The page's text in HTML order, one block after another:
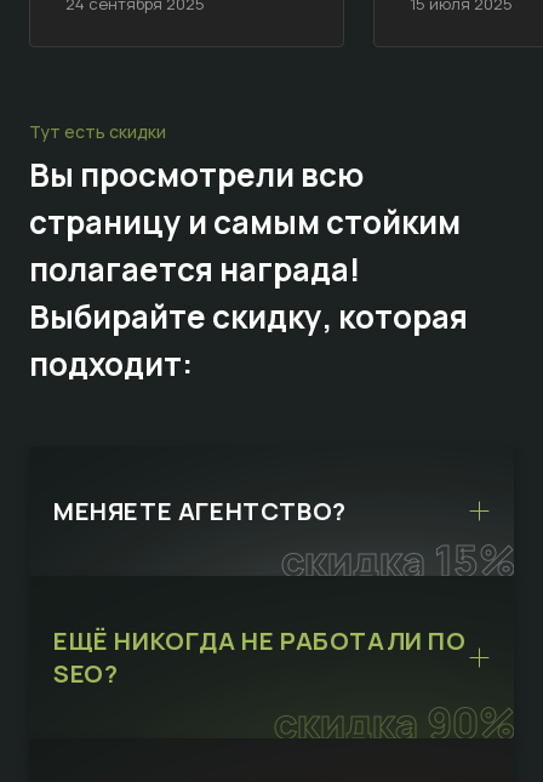
Тут есть скидки
Вы просмотрели всю
страницу и самым стойким
полагается награда!
Выбирайтескидку, которая
подходит:
скидка 15%
МЕНЯЕТЕ АГЕНТСТВО?
скидка 90%
ЕЩЁ НИКОГДА НЕ РАБОТАЛИ ПО
SEO?